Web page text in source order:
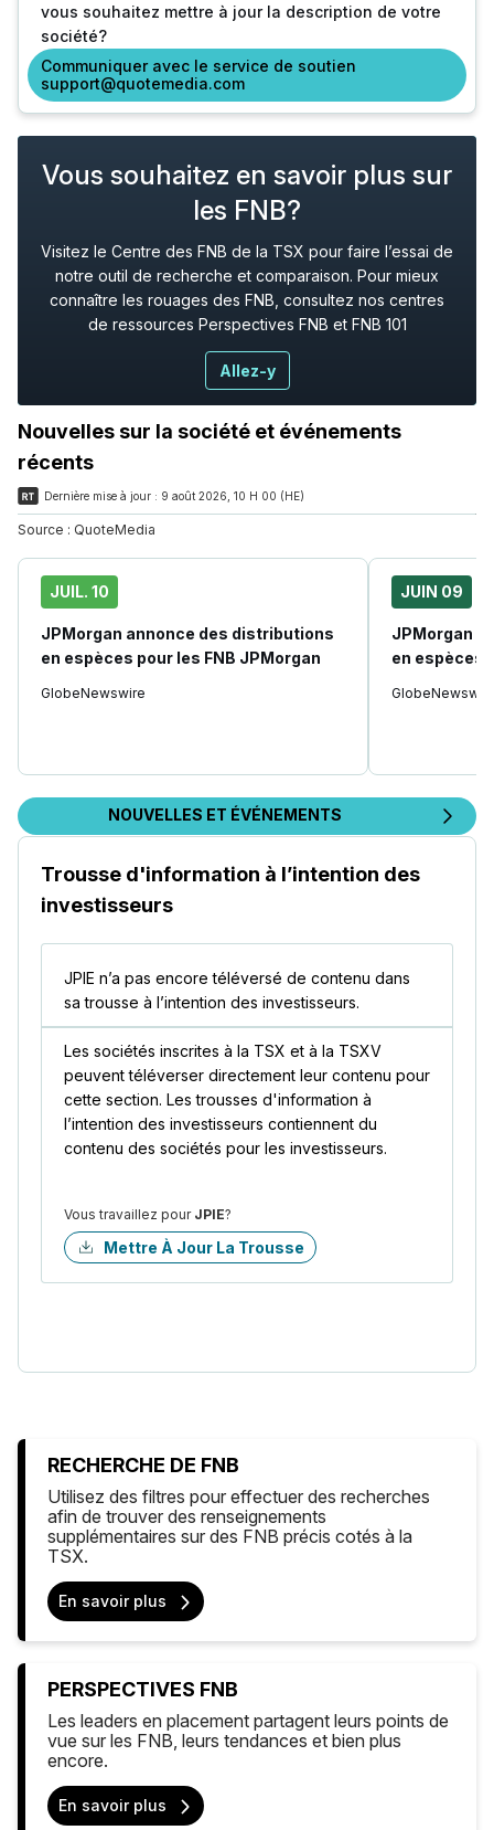
vous souhaitez mettre à jour la description de votre
société?
Communiquer avec le service de soutien
support@quotemedia.com
Vous souhaitez en savoir plus sur
les FNB?
Visitez le Centre des FNB de la TSX pour faire l’essai de
notre outil de recherche et comparaison. Pour mieux
connaître les rouages des FNB, consultez nos centres
de ressources Perspectives FNB et FNB 101
Allez-y
Nouvelles sur la société et événements
récents
Dernière mise à jour : 9 août 2026, 10 H 00 (HE)
Source : QuoteMedia
JUIL. 10
JPMorgan annonce des distributions
en espèces pour les FNB JPMorgan
GlobeNewswire
JUIN 09
JPMorgan
en espèces
NOUVELLES ET ÉVÉNEMENTS
Trousse d'information à l’intention des
investisseurs
JPIE n’a pas encore téléversé de contenu dans
sa trousse à l’intention des investisseurs.
Les sociétés inscrites à la TSX et à la TSXV
peuvent téléverser directement leur contenu pour
cette section. Les trousses d'information à
l’intention des investisseurs contiennent du
contenu des sociétés pour les investisseurs.
Vous travaillez pour JPIE?
Mettre À Jour La Trousse
RECHERCHE DE FNB
Utilisez des filtres pour effectuer des recherches
afin de trouver des renseignements
supplémentaires sur des FNB précis cotés à la
TSX.
En savoir plus
PERSPECTIVES FNB
Les leaders en placement partagent leurs points de
vue sur les FNB, leurs tendances et bien plus
encore.
En savoir plus